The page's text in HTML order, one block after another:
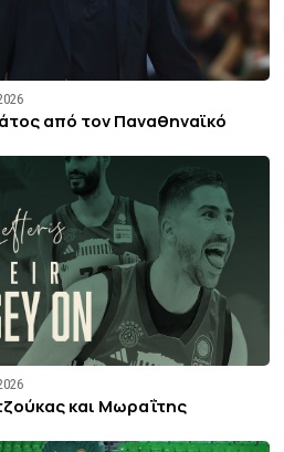
από τον Παναθηναϊκό
και Μωραΐτης